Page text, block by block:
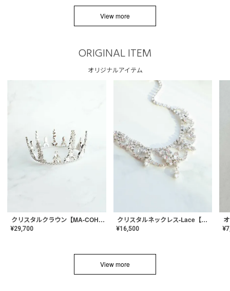
View more
ORIGINAL ITEM
オリジナルアイテム
クリスタルクラウン【MA-COHD-01】韓国風クラウン/ウェディングクラウン/ティアラ
¥29,700
クリスタルネックレス-Lace【MA-CONL-02】
¥16,500 ¥
View more